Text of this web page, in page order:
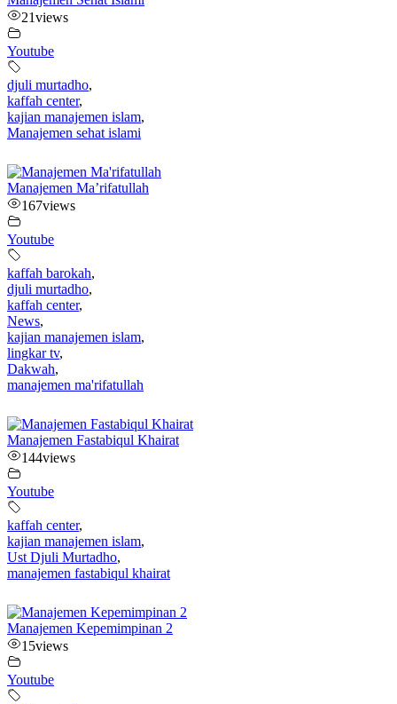
21views
Youtube
djuli murtadho,
kaffah center,
kajian manajemen islam,
Manajemen sehat islami
Manajemen Ma’rifatullah
167views
Youtube
kaffah barokah,
djuli murtadho,
kaffah center,
News,
kajian manajemen islam,
lingkar tv,
Dakwah,
manajemen ma'rifatullah
Manajemen Fastabiqul Khairat
144views
Youtube
kaffah center,
kajian manajemen islam,
Ust Djuli Murtadho,
manajemen fastabiqul khairat
Manajemen Kepemimpinan 2
15views
Youtube